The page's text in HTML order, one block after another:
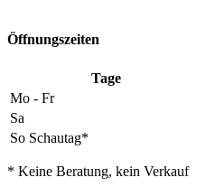
Öffnungszeiten
Tage
Mo - Fr
Sa
So Schautag*
* Keine Beratung, kein Verkauf